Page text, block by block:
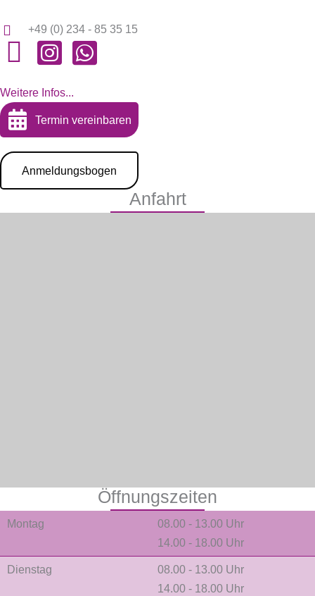
+49 (0) 234 - 85 35 15
Weitere Infos...
Termin vereinbaren
Anmeldungsbogen
Anfahrt
Öffnungszeiten
Montag
08.00 - 13.00 Uhr
14.00 - 18.00 Uhr
Dienstag
08.00 - 13.00 Uhr
14.00 - 18.00 Uhr